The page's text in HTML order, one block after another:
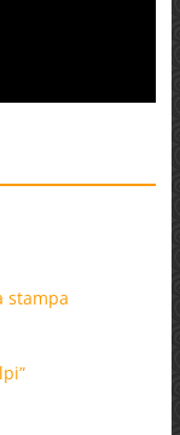
stampa